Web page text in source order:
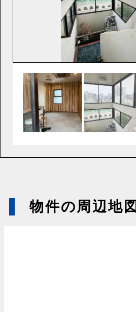
物件の周辺地図